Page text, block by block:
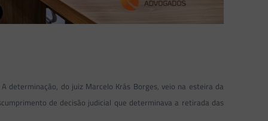
determinação, do juiz Marcelo Krás Borges, veio na esteira da
de decisão judicial que determinava a retirada das